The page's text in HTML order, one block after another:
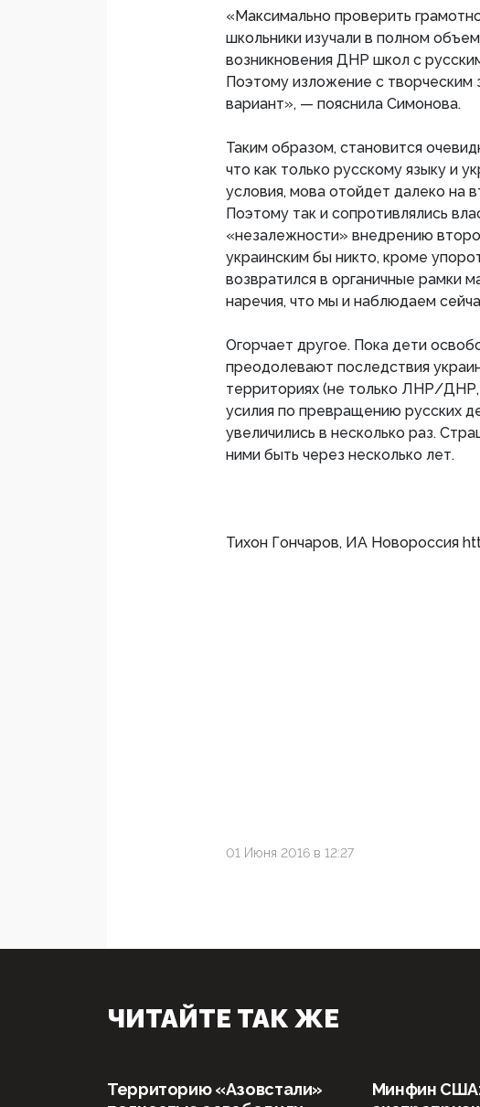
«Максимально проверить
школьники изучали в полном
возникновения ДНР школ с
Поэтому изложение с творческим
вариант», — пояснила Симонова.
Таким образом, становится
что как только русскому языку и
условия, мова отойдет далеко на
Поэтому так и сопротивлялись
«незалежности» внедрению
украинским бы никто, кроме
возвратился в органичные рамки
наречия, что мы и наблюдаем
Огорчает другое. Пока дети
преодолевают последствия
территориях (не только ЛНР/ДНР,
усилия по превращению русских
увеличились в несколько раз.
ними быть через несколько лет.
Тихон Гончаров, ИА Новороссия
01 Июня 2016 в 12:27
ЧИТАЙТЕ ТАК ЖЕ
Территорию «Азовстали»
Минфин